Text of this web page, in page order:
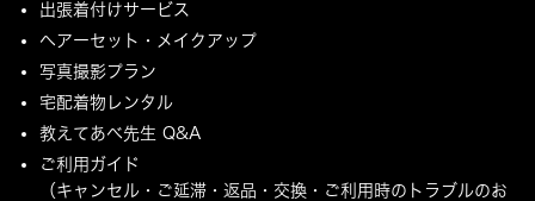
出張着付けサービス
ヘアーセット・メイクアップ
写真撮影プラン
宅配着物レンタル
教えてあべ先生 Q&A
ご利用ガイド
（キャンセル・ご延滞・返品・交換・ご利用時のトラブルのお